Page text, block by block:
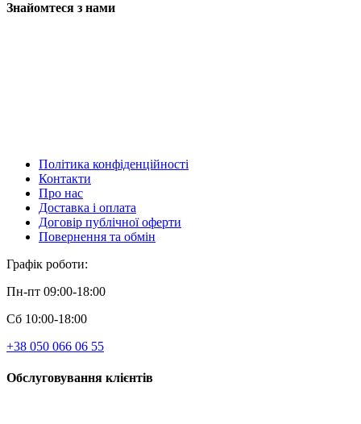
Знайомтеся з нами
Політика конфіденційності
Контакти
Про нас
Доставка і оплата
Договір публічної оферти
Повернення та обмін
Графік роботи:
Пн-пт 09:00-18:00
Сб 10:00-18:00
+38 050 066 06 55
Обслуговування клієнтів